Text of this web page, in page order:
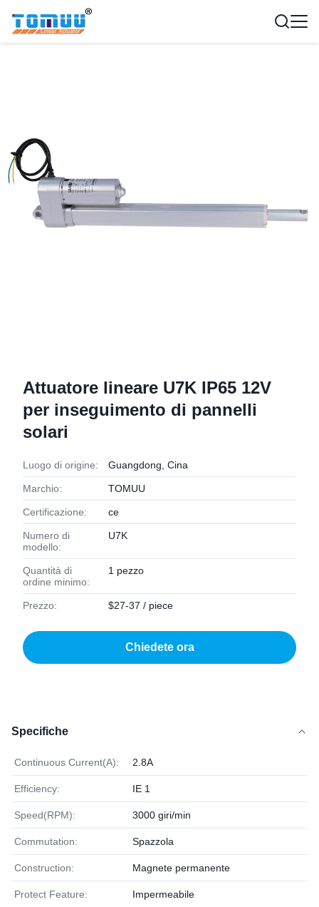
Attuatore lineare U7K IP65 12V
per inseguimento di pannelli
solari
Luogo di origine: Guangdong, Cina
Marchio: TOMUU
Certificazione: ce
Numero di
modello:
U7K
Quantità di
ordine minimo:
1 pezzo
Prezzo: $27-37 / piece
Chiedete ora
Specifiche
Continuous Current(A): 2.8A
Efficiency: IE 1
Speed(RPM): 3000 giri/min
Commutation: Spazzola
Construction: Magnete permanente
Protect Feature: Impermeabile